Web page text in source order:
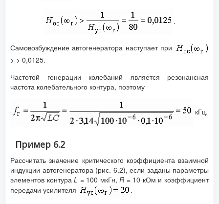
.
Самовозбуждение автогенератора наступает при
> > 0,0125.
Частотой генерации колебаний является резонансная
частота колебательного контура, поэтому
кГц.
Пример 6.2
Рассчитать значение критического коэффициента взаимной
индукции автогенератора (рис. 6.2), если заданы параметры
элементов контураL = 100 мкГн, R = 10 кОм и коэффициент
передачи усилителя
.